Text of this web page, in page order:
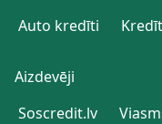
Auto kredīti
Aizdevēji
Soscredit.lv